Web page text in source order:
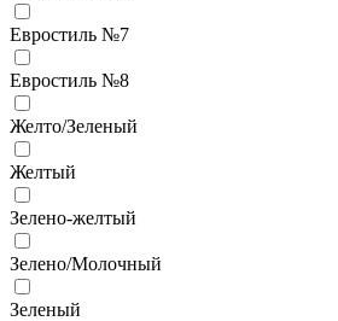
Евростиль №7
Евростиль №8
Желто/Зеленый
Желтый
Зелено-желтый
Зелено/Молочный
Зеленый